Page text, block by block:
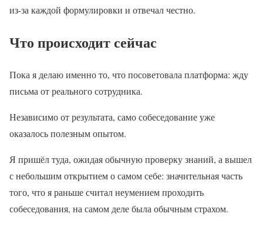
из-за каждой формулировки и отвечал честно.
Что происходит сейчас
Пока я делаю именно то, что посоветовала платформа: жду
письма от реального сотрудника.
Независимо от результата, само собеседование уже
оказалось полезным опытом.
Я пришёл туда, ожидая обычную проверку знаний, а вышел
с небольшим открытием о самом себе: значительная часть
того, что я раньше считал неумением проходить
собеседования, на самом деле была обычным страхом.